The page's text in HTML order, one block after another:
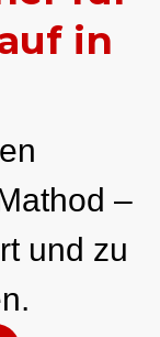
in
–
und zu